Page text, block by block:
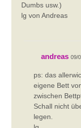
Dumbs usw.)
lg von Andreas
andreas 09/
ps: das
eigene Bett
zwischen
Schall nicht
legen.